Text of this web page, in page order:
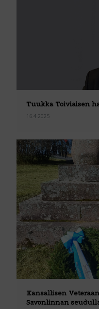
Tuukka Toiviaisen
16.4.2025
Kansallisen
Savonlinnan